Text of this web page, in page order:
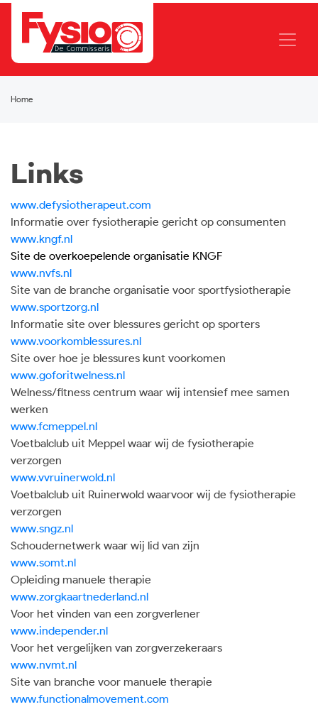
Home
Links
www.defysiotherapeut.com
Informatie over fysiotherapie gericht op consumenten
www.kngf.nl
Site de overkoepelende organisatie KNGF
www.nvfs.nl
Site van de branche organisatie voor sportfysiotherapie
www.sportzorg.nl
Informatie site over blessures gericht op sporters
www.voorkomblessures.nl
Site over hoe je blessures kunt voorkomen
www.goforitwelness.nl
Welness/fitness centrum waar wij intensief mee samen
werken
www.fcmeppel.nl
Voetbalclub uit Meppel waar wij de fysiotherapie
verzorgen
www.vvruinerwold.nl
Voetbalclub uit Ruinerwold waarvoor wij de fysiotherapie
verzorgen
www.sngz.nl
Schoudernetwerk waar wij lid van zijn
www.somt.nl
Opleiding manuele therapie
www.zorgkaartnederland.nl
Voor het vinden van een zorgverlener
www.independer.nl
Voor het vergelijken van zorgverzekeraars
www.nvmt.nl
Site van branche voor manuele therapie
www.functionalmovement.com